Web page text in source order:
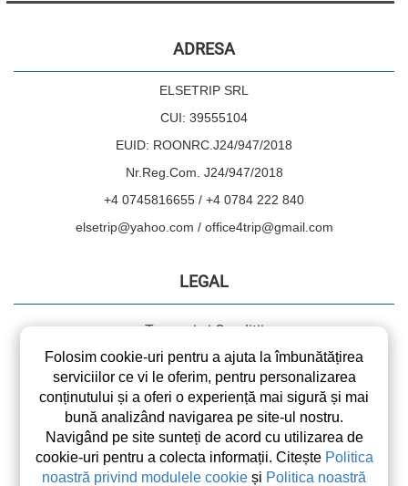
ADRESA
ELSETRIP SRL
CUI: 39555104
EUID: ROONRC.J24/947/2018
Nr.Reg.Com. J24/947/2018
+4 0745816655 / +4 0784 222 840
elsetrip@yahoo.com / office4trip@gmail.com
LEGAL
Termeni și Condiții
Politica de Confidențialitate
Drepturi de autor
Politica de Cookies
ANPC
SOL
Folosim cookie-uri pentru a ajuta la îmbunătățirea
serviciilor ce vi le oferim, pentru personalizarea
conținutului și a oferi o experiență mai sigură și mai
bună analizând navigarea pe site-ul nostru.
Navigând pe site sunteți de acord cu utilizarea de
cookie-uri pentru a colecta informații. Citește Politica
noastră privind modulele cookie și Politica noastră